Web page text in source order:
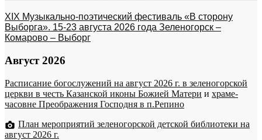
XIX Музыкально-поэтический фестиваль «В сторону
Выборга». 15-23 августа 2026 года Зеленогорск –
Комарово – Выборг
Август 2026
Расписание богослужений на август 2026 г. в зеленогорской
церкви в честь Казанской иконы Божией Матери и храме-
часовне Преображения Господня в п.Репино
План мероприятий зеленогорской детской библиотеки на
август 2026 г.